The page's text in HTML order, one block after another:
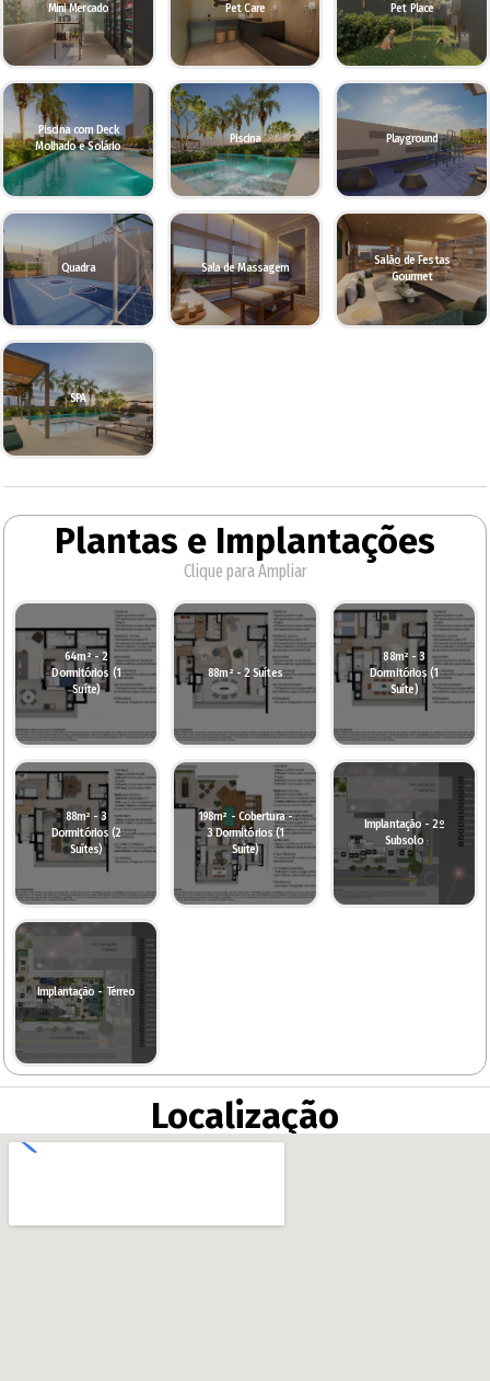
Mini Mercado Pet Care Pet Place
Piscina com Deck
Molhado e Solário
Piscina Playground
Quadra Sala de Massagem
Salão de Festas
Gourmet
SPA
Plantas e Implantações
Clique para Ampliar
64m² - 2
Dormitórios (1
Suíte)
88m² - 2 Suítes
88m² - 3
Dormitórios (1
Suíte)
88m² - 3
Dormitórios (2
Suítes)
198m² - Cobertura -
3 Dormitórios (1
Suíte)
Implantação - 2º
Subsolo
Implantação - Térreo
Localização